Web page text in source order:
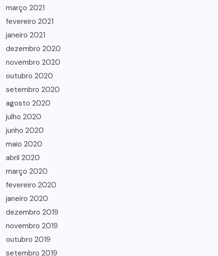
março 2021
fevereiro 2021
janeiro 2021
dezembro 2020
novembro 2020
outubro 2020
setembro 2020
agosto 2020
julho 2020
junho 2020
maio 2020
abril 2020
março 2020
fevereiro 2020
janeiro 2020
dezembro 2019
novembro 2019
outubro 2019
setembro 2019